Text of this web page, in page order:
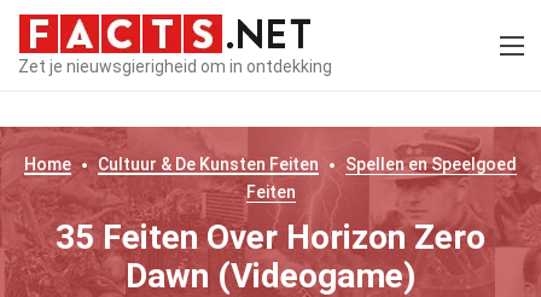
Zet je nieuwsgierigheid om in ontdekking
Home Cultuur & De Kunsten Feiten
Spellen en Speelgoed
Feiten
35 Feiten Over Horizon Zero
Dawn (Videogame)